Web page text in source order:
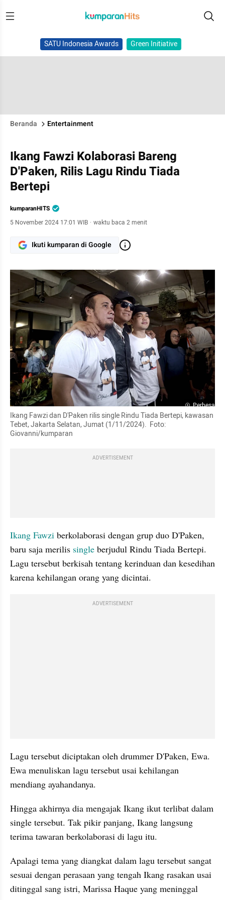
SATU Indonesia Awards Green Initiative
Beranda Entertainment
Ikang Fawzi Kolaborasi Bareng
D'Paken, Rilis Lagu Rindu Tiada
Bertepi
kumparanHITS
5 November 2024 17:01 WIB · waktu baca 2 menit
Ikuti kumparan di Google
Perbesar
Ikang Fawzi dan D'Paken rilis single Rindu Tiada Bertepi, kawasan
Tebet, Jakarta Selatan, Jumat (1/11/2024).  Foto:
Giovanni/kumparan
ADVERTISEMENT
Ikang Fawzi berkolaborasi dengan grup duo D'Paken,
baru saja merilis single berjudul Rindu Tiada Bertepi.
Lagu tersebut berkisah tentang kerinduan dan kesedihan
karena kehilangan orang yang dicintai.
ADVERTISEMENT
Lagu tersebut diciptakan oleh drummer D'Paken, Ewa.
Ewa menuliskan lagu tersebut usai kehilangan
mendiang ayahandanya.
Hingga akhirnya dia mengajak Ikang ikut terlibat dalam
single tersebut. Tak pikir panjang, Ikang langsung
terima tawaran berkolaborasi di lagu itu.
Apalagi tema yang diangkat dalam lagu tersebut sangat
sesuai dengan perasaan yang tengah Ikang rasakan usai
ditinggal sang istri, Marissa Haque yang meninggal